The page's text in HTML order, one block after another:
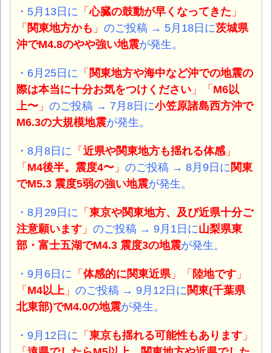
・5月13日に 「心臓の鼓動が早くなってきた 」
「 関東地方かも 」 のご投稿 → 5月18日に茨城県
沖でM4.8のやや強い地震が発生。
・6月25日に 「 関東地方や海中など沖での地震の
際は本当に十分お気をつけください 」「 M6以
上〜 」 のご投稿 → 7月8日に小笠原諸島西方沖で
M6.3の大規模地震が発生。
・8月8日に 「 近県や関東地方も揺れる体感 」
「 M4後半。震度4〜 」 のご投稿 → 8月9日に 関東
でM5.3 震度5弱の強い地震が発生。
・8月29日に 「 東京や関東地方、及び近県十分ご
注意願います 」 のご投稿 → 9月1日に山梨県東
部・富士五湖でM4.3 震度3の地震が発生。
・9月6日に 「 体感的に関東近県 」「 陸地です 」
「 M4以上 」 のご投稿 → 9月12日に 関東(千葉県
北東部)でM4.0の地震が発生。
・9月12日に 「 東京も揺れる可能性もあります 」